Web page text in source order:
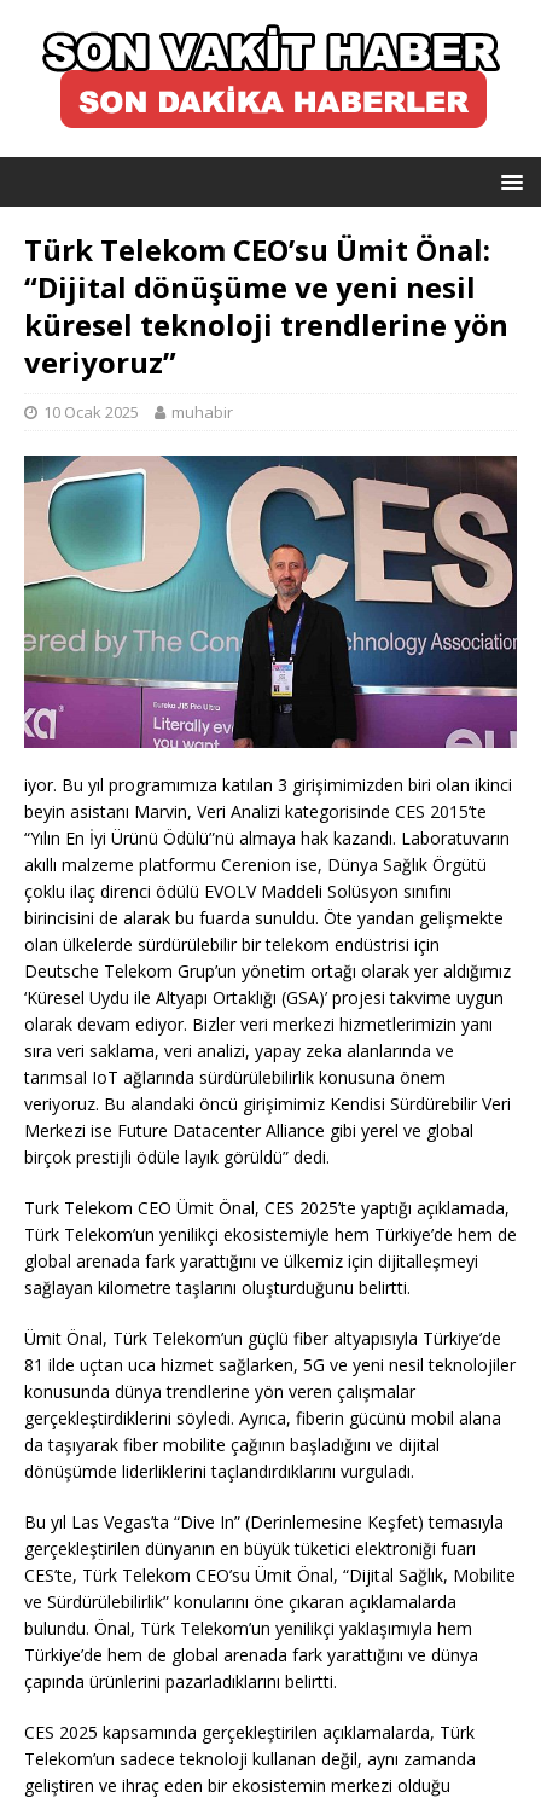
Türk Telekom CEO’su Ümit Önal:
“Dijital dönüşüme ve yeni nesil
küresel teknoloji trendlerine yön
veriyoruz”
10 Ocak 2025 muhabir
iyor. Bu yıl programımıza katılan 3 girişimimizden biri olan ikinci
beyin asistanı Marvin, Veri Analizi kategorisinde CES 2015’te
“Yılın En İyi Ürünü Ödülü”nü almaya hak kazandı. Laboratuvarın
akıllı malzeme platformu Cerenion ise, Dünya Sağlık Örgütü
çoklu ilaç direnci ödülü EVOLV Maddeli Solüsyon sınıfını
birincisini de alarak bu fuarda sunuldu. Öte yandan gelişmekte
olan ülkelerde sürdürülebilir bir telekom endüstrisi için
Deutsche Telekom Grup’un yönetim ortağı olarak yer aldığımız
‘Küresel Uydu ile Altyapı Ortaklığı (GSA)’ projesi takvime uygun
olarak devam ediyor. Bizler veri merkezi hizmetlerimizin yanı
sıra veri saklama, veri analizi, yapay zeka alanlarında ve
tarımsal IoT ağlarında sürdürülebilirlik konusuna önem
veriyoruz. Bu alandaki öncü girişimimiz Kendisi Sürdürebilir Veri
Merkezi ise Future Datacenter Alliance gibi yerel ve global
birçok prestijli ödüle layık görüldü” dedi.
Turk Telekom CEO Ümit Önal, CES 2025’te yaptığı açıklamada,
Türk Telekom’un yenilikçi ekosistemiyle hem Türkiye’de hem de
global arenada fark yarattığını ve ülkemiz için dijitalleşmeyi
sağlayan kilometre taşlarını oluşturduğunu belirtti.
Ümit Önal, Türk Telekom’un güçlü fiber altyapısıyla Türkiye’de
81 ilde uçtan uca hizmet sağlarken, 5G ve yeni nesil teknolojiler
konusunda dünya trendlerine yön veren çalışmalar
gerçekleştirdiklerini söyledi. Ayrıca, fiberin gücünü mobil alana
da taşıyarak fiber mobilite çağının başladığını ve dijital
dönüşümde liderliklerini taçlandırdıklarını vurguladı.
Bu yıl Las Vegas’ta “Dive In” (Derinlemesine Keşfet) temasıyla
gerçekleştirilen dünyanın en büyük tüketici elektroniği fuarı
CES’te, Türk Telekom CEO’su Ümit Önal, “Dijital Sağlık, Mobilite
ve Sürdürülebilirlik” konularını öne çıkaran açıklamalarda
bulundu. Önal, Türk Telekom’un yenilikçi yaklaşımıyla hem
Türkiye’de hem de global arenada fark yarattığını ve dünya
çapında ürünlerini pazarladıklarını belirtti.
CES 2025 kapsamında gerçekleştirilen açıklamalarda, Türk
Telekom’un sadece teknoloji kullanan değil, aynı zamanda
geliştiren ve ihraç eden bir ekosistemin merkezi olduğu